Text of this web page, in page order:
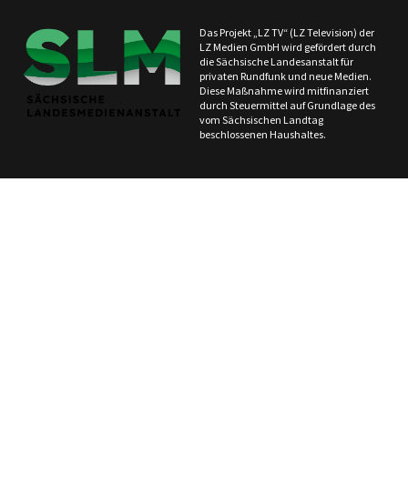
Das Projekt „LZ TV“ (LZ Television) der
LZ Medien GmbH wird gefördert durch
die Sächsische Landesanstalt für
privaten Rundfunk und neue Medien.
Diese Maßnahme wird mitfinanziert
durch Steuermittel auf Grundlage des
vom Sächsischen Landtag
beschlossenen Haushaltes.